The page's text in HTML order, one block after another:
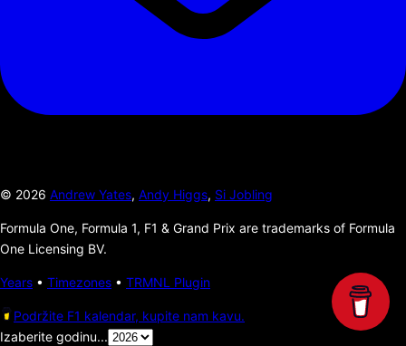
© 2026 Andrew Yates, Andy Higgs, Si Jobling
Formula One, Formula 1, F1 & Grand Prix are trademarks of Formula
One Licensing BV.
Years • Timezones • TRMNL Plugin
Podržite F1 kalendar, kupite nam kavu.
Izaberite godinu...